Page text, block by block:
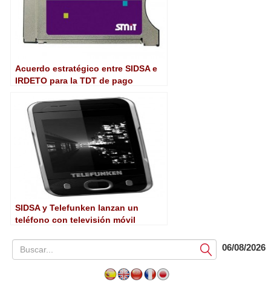
Acuerdo estratégico entre SIDSA e
IRDETO para la TDT de pago
SIDSA y Telefunken lanzan un
teléfono con televisión móvil
Submit06/08/2026